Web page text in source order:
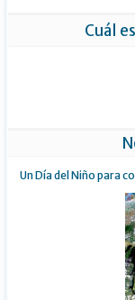
Cuál
Un Día del Niño para